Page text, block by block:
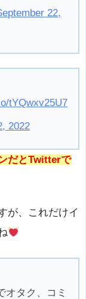
22,
tYQwxv25U7
2022
だとTwitterで
が、これだけイ
オタク、コミ